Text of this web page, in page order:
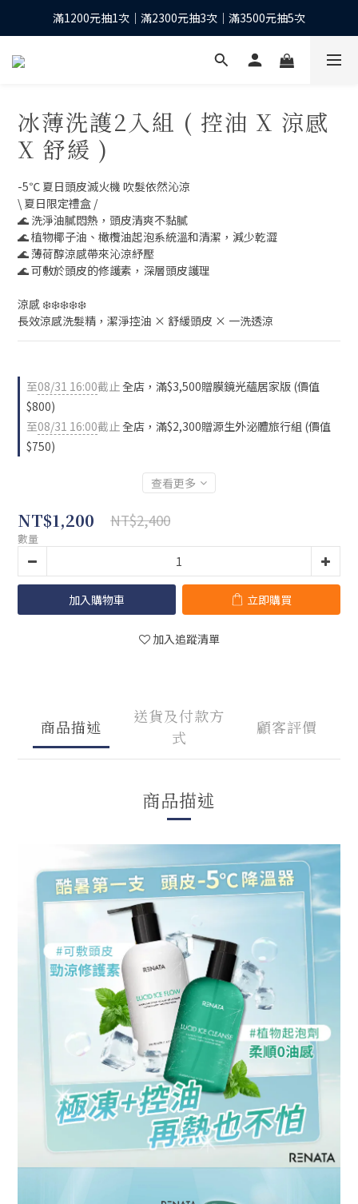
下單抽10股台積電之等值現金*
滿1200元抽1次｜滿2300元抽3次｜滿3500元抽5次
全館滿1200元再享免運優惠
冰薄洗護2入組 ( 控油 X 涼感
X 舒緩 )
-5℃ 夏日頭皮滅火機 吹髮依然沁涼
\ 夏日限定禮盒 /
🌊 洗淨油膩悶熱，頭皮清爽不黏膩
🌊 植物椰子油、橄欖油起泡系統溫和清潔，減少乾澀
🌊 薄荷醇涼感帶來沁涼紓壓
🌊 可敷於頭皮的修護素，深層頭皮護理
涼感 ❄️❄️❄️❄️❄️
長效涼感洗髮精，潔淨控油 × 舒緩頭皮 × 一洗透涼
至08/31 16:00截止全店，滿$3,500贈膜鏡光蘊居家版 (價值
$800)
至08/31 16:00截止全店，滿$2,300贈源生外泌體旅行組 (價值
$750)
查看更多
NT$1,200 NT$2,400
數量
加入購物車 立即購買
加入追蹤清單
商品描述
送貨及付款方
式
顧客評價
商品描述